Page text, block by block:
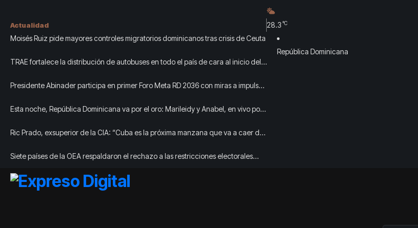
Actualidad
Moisés Ruiz pide mayores controles migratorios dominicanos tras crisis de Ceuta
TRAE fortalece la distribución de autobuses en todo el país de cara al inicio del
Presidente Abinader participa en primer Foro Meta RD 2036 con miras a impulsar
Esta noche, República Dominicana va por el oro: Marileidy y Anabel, en vivo por
Ric Prado, exsuperior de la CIA: “Cuba es la próxima manzana que va a caer del
Siete países de la OEA respaldaron el rechazo a las restricciones electorales
28.3 °C
República Dominicana